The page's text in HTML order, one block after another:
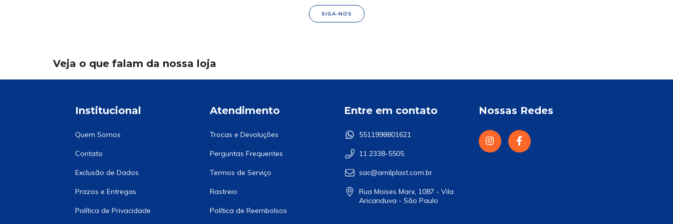
SIGA-NOS
Veja o que falam da nossa loja
Institucional
Quem Somos
Contato
Exclusão de Dados
Prazos e Entregas
Política de Privacidade
Atendimento
Trocas e Devoluções
Perguntas Frequentes
Termos de Serviço
Rastreio
Política de Reembolsos
Entre em contato
5511998801621
11 2338-5505
sac@amilplast.com.br
Rua Moises Marx, 1087 - Vila
Aricanduva - São Paulo
Nossas Redes